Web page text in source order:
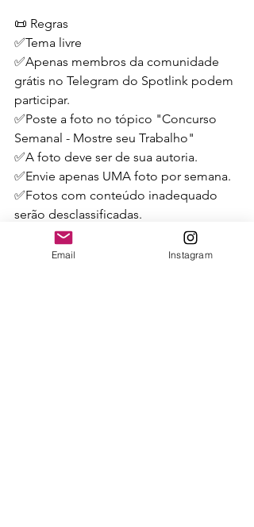
📜 Regras
✅Tema livre
✅Apenas membros da comunidade
grátis no Telegram do Spotlink podem
participar.
✅Poste a foto no tópico "Concurso
Semanal - Mostre seu Trabalho"
✅A foto deve ser de sua autoria.
✅Envie apenas UMA foto por semana.
✅Fotos com conteúdo inadequado
serão desclassificadas.
✅Respeite os prazos para envio.
Email Instagram